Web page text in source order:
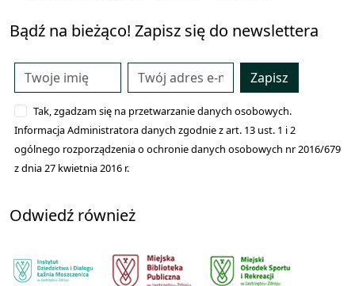
Bądź na bieżąco! Zapisz się do newslettera
Zapisz
Tak, zgadzam się na przetwarzanie danych osobowych.
Informacja Administratora danych zgodnie z art. 13 ust. 1 i 2
ogólnego rozporządzenia o ochronie danych osobowych nr 2016/679
z dnia 27 kwietnia 2016 r.
Odwiedź również